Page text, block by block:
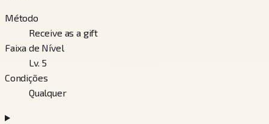
Método
Receive as a gift
Faixa de Nível
Lv. 5
Condições
Qualquer